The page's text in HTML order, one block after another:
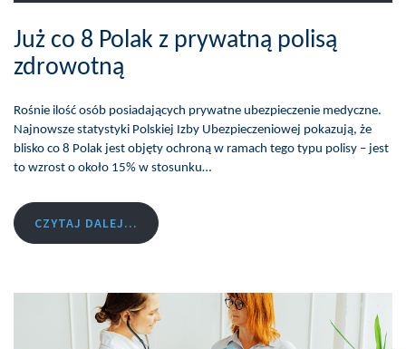
Już co 8 Polak z prywatną polisą
zdrowotną
Rośnie ilość osób posiadających prywatne ubezpieczenie medyczne.
Najnowsze statystyki Polskiej Izby Ubezpieczeniowej pokazują, że
blisko co 8 Polak jest objęty ochroną w ramach tego typu polisy – jest
to wzrost o około 15% w stosunku…
CZYTAJ DALEJ...